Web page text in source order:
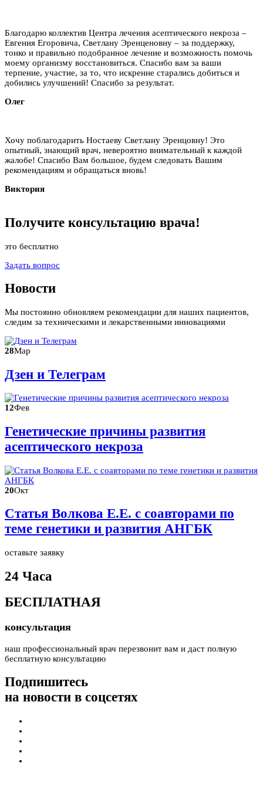
Благодарю коллектив Центра лечения асептического некроза –
Евгения Егоровича, Светлану Эренценовну – за поддержку,
тонко и правильно подобранное лечение и возможность помочь
моему организму восстановиться. Спасибо вам за ваши
терпение, участие, за то, что искренне старались добиться и
добились улучшений! Спасибо за результат.
Олег
Хочу поблагодарить Ностаеву Светлану Эренцовну! Это
опытный, знающий врач, невероятно внимательный к каждой
жалобе! Спасибо Вам большое, будем следовать Вашим
рекомендациям и обращаться вновь!
Виктория
Получите консультацию врача!
это бесплатно
Задать вопрос
Новости
Мы постоянно обновляем рекомендации для наших пациентов,
следим за техническими и лекарственными инновациями
28Мар
Дзен и Телеграм
12Фев
Генетические причины развития
асептического некроза
20Окт
Статья Волкова Е.Е. с соавторами по
теме генетики и развития АНГБК
оставьте заявку
24 Часа
БЕСПЛАТНАЯ
консультация
наш профессиональный врач перезвонит вам и даст полную
бесплатную консультацию
Подпишитесь
на новости в соцсетях